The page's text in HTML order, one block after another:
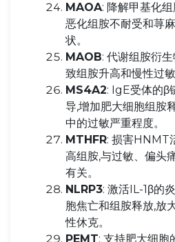
MAOA: 降解甲基化
恶化组胺不耐受和荨
状。
MAOB: 代谢组胺衍
致组胺升高和慢性过敏
MS4A2: IgE受体的β
导,增加肥大细胞组胺
中的过敏严重程度。
MTHFR: 损害HNMT
高组胺,与过敏、偏头
有关。
NLRP3: 激活IL-1β的
胞焦亡和组胺释放,放
性休克。
PEMT: 支持肥大细胞